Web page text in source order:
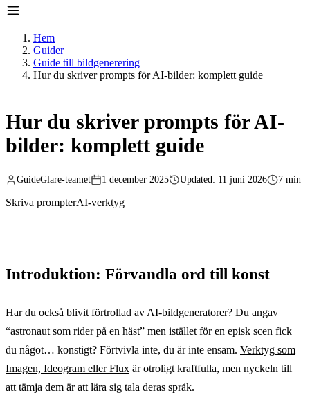
Hem
Guider
Guide till bildgenerering
Hur du skriver prompts för AI-bilder: komplett guide
Hur du skriver prompts för AI-
bilder: komplett guide
GuideGlare-teamet 1 december 2025 Updated: 11 juni 2026 7 min
Skriva prompterAI-verktyg
Introduktion: Förvandla ord till konst
Har du också blivit förtrollad av AI-bildgeneratorer? Du angav
“astronaut som rider på en häst” men istället för en episk scen fick
du något… konstigt? Förtvivla inte, du är inte ensam. Verktyg som
Imagen, Ideogram eller Flux är otroligt kraftfulla, men nyckeln till
att tämja dem är att lära sig tala deras språk.